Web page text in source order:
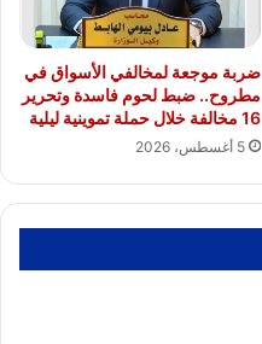
ضربة موجعة لمخالفي الأسواق في
مطروح.. ضبط لحوم فاسدة وتحرير
16 مخالفة خلال حملة تموينية ليلية
5 أغسطس، 2026